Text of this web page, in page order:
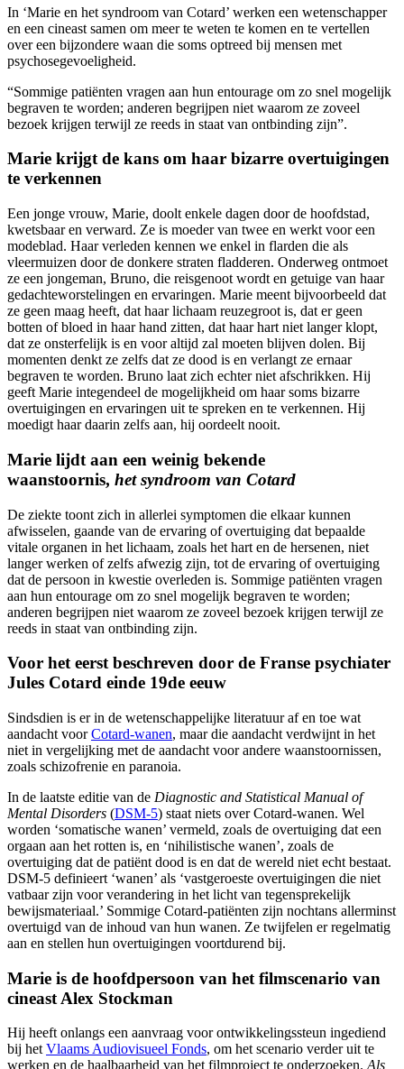
In ‘Marie en het syndroom van Cotard’ werken een wetenschapper
en een cineast samen om meer te weten te komen en te vertellen
over een bijzondere waan die soms optreed bij mensen met
psychosegevoeligheid.
“Sommige patiënten vragen aan hun entourage om zo snel mogelijk
begraven te worden; anderen begrijpen niet waarom ze zoveel
bezoek krijgen terwijl ze reeds in staat van ontbinding zijn”.
Marie krijgt de kans om haar bizarre overtuigingen
te verkennen
Een jonge vrouw, Marie, doolt enkele dagen door de hoofdstad,
kwetsbaar en verward. Ze is moeder van twee en werkt voor een
modeblad. Haar verleden kennen we enkel in flarden die als
vleermuizen door de donkere straten fladderen. Onderweg ontmoet
ze een jongeman, Bruno, die reisgenoot wordt en getuige van haar
gedachteworstelingen en ervaringen. Marie meent bijvoorbeeld dat
ze geen maag heeft, dat haar lichaam reuzegroot is, dat er geen
botten of bloed in haar hand zitten, dat haar hart niet langer klopt,
dat ze onsterfelijk is en voor altijd zal moeten blijven dolen. Bij
momenten denkt ze zelfs dat ze dood is en verlangt ze ernaar
begraven te worden. Bruno laat zich echter niet afschrikken. Hij
geeft Marie integendeel de mogelijkheid om haar soms bizarre
overtuigingen en ervaringen uit te spreken en te verkennen. Hij
moedigt haar daarin zelfs aan, hij oordeelt nooit.
Marie lijdt aan een weinig bekende
waanstoornis, het syndroom van Cotard
De ziekte toont zich in allerlei symptomen die elkaar kunnen
afwisselen, gaande van de ervaring of overtuiging dat bepaalde
vitale organen in het lichaam, zoals het hart en de hersenen, niet
langer werken of zelfs afwezig zijn, tot de ervaring of overtuiging
dat de persoon in kwestie overleden is. Sommige patiënten vragen
aan hun entourage om zo snel mogelijk begraven te worden;
anderen begrijpen niet waarom ze zoveel bezoek krijgen terwijl ze
reeds in staat van ontbinding zijn.
Voor het eerst beschreven door de Franse psychiater
Jules Cotard einde 19de eeuw
Sindsdien is er in de wetenschappelijke literatuur af en toe wat
aandacht voorCotard-wanen, maar die aandacht verdwijnt in het
niet in vergelijking met de aandacht voor andere waanstoornissen,
zoals schizofrenie en paranoia.
In de laatste editie van de Diagnostic and Statistical Manual of
Mental Disorders (DSM-5) staat niets over Cotard-wanen. Wel
worden ‘somatische wanen’ vermeld, zoals de overtuiging dat een
orgaan aan het rotten is, en ‘nihilistische wanen’, zoals de
overtuiging dat de patiënt dood is en dat de wereld niet echt bestaat.
DSM-5 definieert ‘wanen’ als ‘vastgeroeste overtuigingen die niet
vatbaar zijn voor verandering in het licht van tegensprekelijk
bewijsmateriaal.’ Sommige Cotard-patiënten zijn nochtans allerminst
overtuigd van de inhoud van hun wanen. Ze twijfelen er regelmatig
aan en stellen hun overtuigingen voortdurend bij.
Marie is de hoofdpersoon van het filmscenario van
cineast Alex Stockman
Hij heeft onlangs een aanvraag voor ontwikkelingssteun ingediend
bij hetVlaams Audiovisueel Fonds, om het scenario verder uit te
werken en de haalbaarheid van het filmproject te onderzoeken.Als